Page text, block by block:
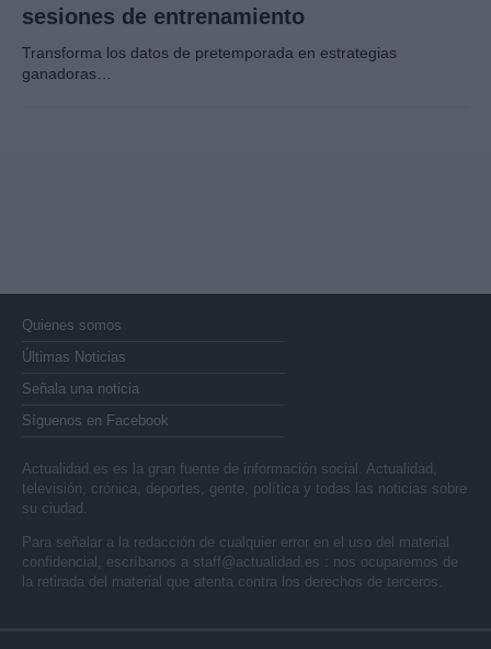
sesiones de entrenamiento
Transforma los datos de pretemporada en estrategias
ganadoras…
Quienes somos
Últimas Noticias
Señala una noticia
Síguenos en Facebook
Actualidad.es es la gran fuente de información social. Actualidad,
televisión, crónica, deportes, gente, política y todas las noticias sobre
su ciudad.
Para señalar a la redacción de cualquier error en el uso del material
confidencial, escríbanos a staff@actualidad.es : nos ocuparemos de
la retirada del material que atenta contra los derechos de terceros.